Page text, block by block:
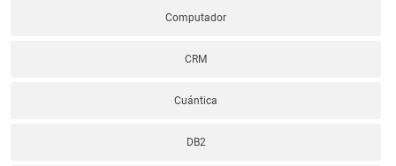
Computador
CRM
Cuántica
DB2